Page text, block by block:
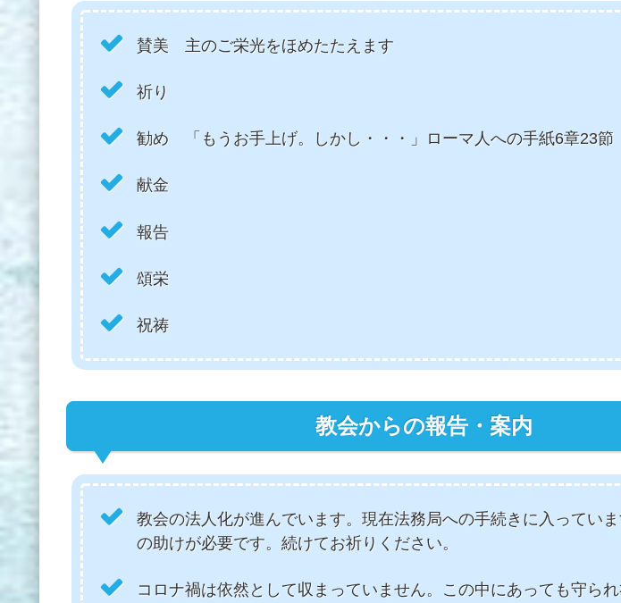
賛美 主のご栄光をほめたたえます
祈り
勧め 「もうお手上げ。しかし・・・」ローマ人への手紙6章23節
献金
報告
頌栄
祝祷
教会からの報告・案内
教会の法人化が進んでいます。現在法務局への手続きに入ってい
の助けが必要です。続けてお祈りください。
コロナ禍は依然として収まっていません。この中にあっても守ら